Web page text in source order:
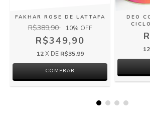
FAKHAR ROSE DE LATTAFA
R$389,90 10% OFF
R$349,90
12 X DE R$35,99
DEO
12